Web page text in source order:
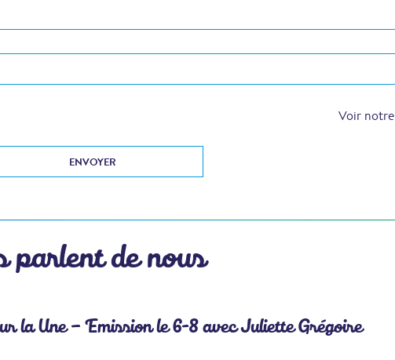
Voir notre
parlent de nous
la Une – Emission le 6-8 avec Juliette Grégoire